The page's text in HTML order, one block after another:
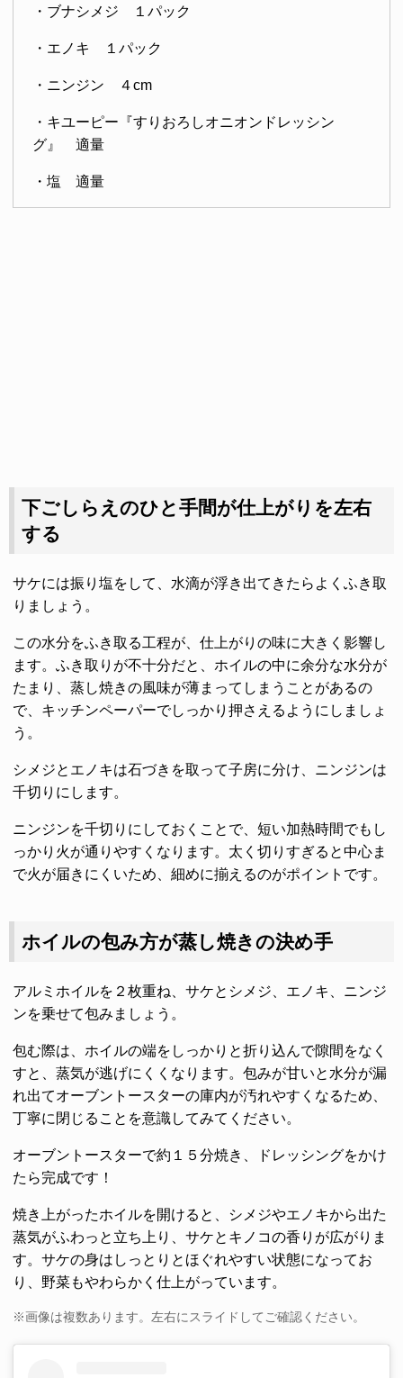
・ブナシメジ １パック
・エノキ １パック
・ニンジン ４cm
・キユーピー『すりおろしオニオンドレッシン
グ』 適量
・塩 適量
下ごしらえのひと手間が仕上がりを左右
する
サケには振り塩をして、水滴が浮き出てきたらよくふき取
りましょう。
この水分をふき取る工程が、仕上がりの味に大きく影響し
ます。ふき取りが不十分だと、ホイルの中に余分な水分が
たまり、蒸し焼きの風味が薄まってしまうことがあるの
で、キッチンペーパーでしっかり押さえるようにしましょ
う。
シメジとエノキは石づきを取って子房に分け、ニンジンは
千切りにします。
ニンジンを千切りにしておくことで、短い加熱時間でもし
っかり火が通りやすくなります。太く切りすぎると中心ま
で火が届きにくいため、細めに揃えるのがポイントです。
ホイルの包み方が蒸し焼きの決め手
アルミホイルを２枚重ね、サケとシメジ、エノキ、ニンジ
ンを乗せて包みましょう。
包む際は、ホイルの端をしっかりと折り込んで隙間をなく
すと、蒸気が逃げにくくなります。包みが甘いと水分が漏
れ出てオーブントースターの庫内が汚れやすくなるため、
丁寧に閉じることを意識してみてください。
オーブントースターで約１５分焼き、ドレッシングをかけ
たら完成です！
焼き上がったホイルを開けると、シメジやエノキから出た
蒸気がふわっと立ち上り、サケとキノコの香りが広がりま
す。サケの身はしっとりとほぐれやすい状態になってお
り、野菜もやわらかく仕上がっています。
※画像は複数あります。左右にスライドしてご確認ください。